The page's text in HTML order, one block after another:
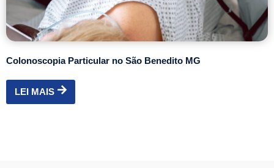
Colonoscopia Particular no São Benedito MG
LEI MAIS